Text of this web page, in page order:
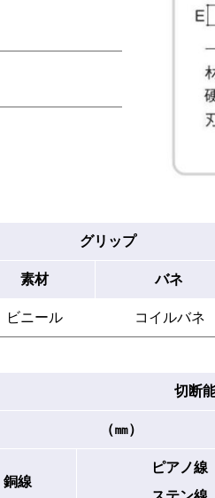
グリップ
素材 バネ
ビニール コイルバネ
切断
（㎜）
銅線
ピアノ線